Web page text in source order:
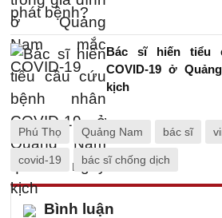
Bác sĩ hiến tiểu
COVID-19 ở
kịch
Phú Thọ Quảng Nam bác sĩ
covid-19 bác sĩ chống dịch
Bình luận